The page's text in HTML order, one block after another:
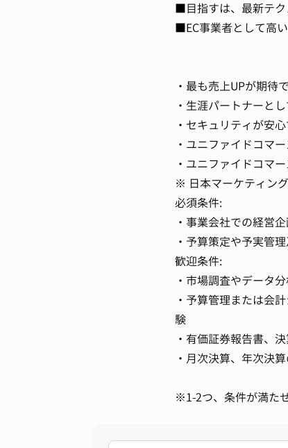
■目指すは、最新テク
■EC事業者として高い
・最も売上UPが期待
・生涯パートナーと
・セキュリティが安
・ユニファイドコマ
・ユニファイドコマ
※ 日本マーケティン
必須条件:
・事業会社での経営
・予算策定や予実管
歓迎条件:
・市場調査やデータ
・予算管理または会
験
・有価証券報告書、
・月次決算、年次決
※1-2つ、条件が満た